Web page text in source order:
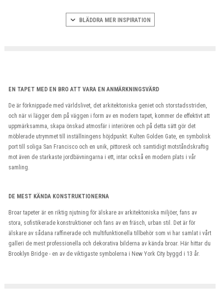
BLÄDDRA MER INSPIRATION
EN TAPET MED EN BRO ATT VARA EN ANMÄRKNINGSVÄRD
De är förknippade med världslivet, det arkitektoniska geniet och storstadsstriden,
och när vi lägger dem på väggen i form av en modern tapet, kommer de effektivt att
uppmärksamma, skapa önskad atmosfär i interiören och på detta sätt gör det
möblerade utrymmet till inställningens höjdpunkt. Kulten Golden Gate, en symbolisk
port till soliga San Francisco och en unik, pittoresk och samtidigt motståndskraftig
mot även de starkaste jordbävningarna i ett, intar också en modern plats i vår
samling.
DE MEST KÄNDA KONSTRUKTIONERNA
Broar tapeter är en riktig njutning för älskare av arkitektoniska miljöer, fans av
stora, sofistikerade konstruktioner och fans av en fräsch, urban stil. Det är för
älskare av sådana raffinerade och multifunktionella tillbehör som vi har samlat i vårt
galleri de mest professionella och dekorativa bilderna av kända broar. Här hittar du
Brooklyn Bridge - en av de viktigaste symbolerna i New York City byggd i 13 år.